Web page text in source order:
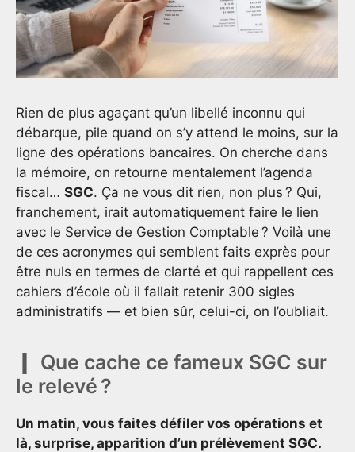
Rien de plus agaçant qu’un libellé inconnu qui
débarque, pile quand on s’y attend le moins, sur la
ligne des opérations bancaires. On cherche dans
la mémoire, on retourne mentalement l’agenda
fiscal… SGC. Ça ne vous dit rien, non plus ? Qui,
franchement, irait automatiquement faire le lien
avec le Service de Gestion Comptable ? Voilà une
de ces acronymes qui semblent faits exprès pour
être nuls en termes de clarté et qui rappellent ces
cahiers d’école où il fallait retenir 300 sigles
administratifs — et bien sûr, celui-ci, on l’oubliait.
Que cache ce fameux SGC sur
le relevé ?
Un matin, vous faites défiler vos opérations et
là, surprise, apparition d’un prélèvement SGC.